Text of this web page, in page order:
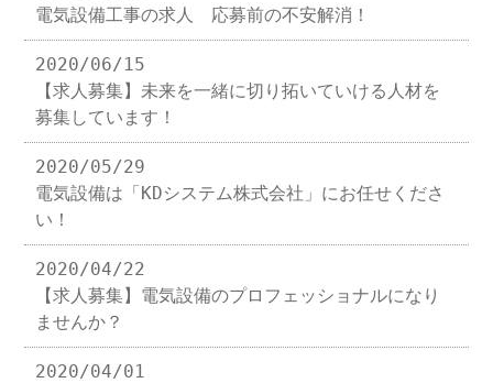
電気設備工事の求人 応募前の不安解消！
2020/06/15
【求人募集】未来を一緒に切り拓いていける人材を
募集しています！
2020/05/29
電気設備は「KDシステム株式会社」にお任せくださ
い！
2020/04/22
【求人募集】電気設備のプロフェッショナルになり
ませんか？
2020/04/01